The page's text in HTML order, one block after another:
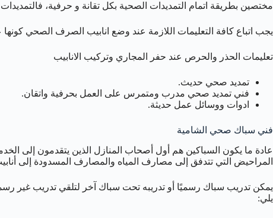
مختصين بطريقة اتمام التمديدات الصحية بكل تقانة و حرفية،
يجب اتباع كافة التعليمات اللازمة عند وضع انابيب الصرف الصحي
تعليمات الحذر والحرص عند حفر المجاري وتركيب الانابيب
تمديد صحي حديث.
فني تمديد صحي مدرب ومتمرس على العمل بحرفية واتقان.
ادوات ووسائل عمل حديثة.
فني سباك صحي الشامية
عادة ما يكون السباكين هم أول أصحاب المنازل الذين يتقدمون إلى
المراحيض التي تتدفق إلى مصارف المياه والمصارف المسدودة إلى
يمكن تدريب سباك رسميًا أو تدريبه تحت سباك آخر لتلقي تدريب غير
يلي: